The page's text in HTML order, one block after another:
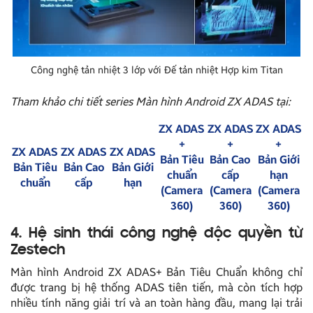
Công nghệ tản nhiệt 3 lớp với Đế tản nhiệt Hợp kim Titan
Tham khảo chi tiết series Màn hình Android ZX ADAS tại:
ZX ADAS
Bản Tiêu
chuẩn
ZX ADAS
Bản Cao
cấp
ZX ADAS
Bản Giới
hạn
ZX ADAS
+
Bản Tiêu
chuẩn
(Camera
360)
ZX ADAS
+
Bản Cao
cấp
(Camera
360)
ZX ADAS
+
Bản Giới
hạn
(Camera
360)
4. Hệ sinh thái công nghệ độc quyền từ
Zestech
Màn hình Android ZX ADAS+ Bản Tiêu Chuẩn không chỉ
được trang bị hệ thống ADAS tiên tiến, mà còn tích hợp
nhiều tính năng giải trí và an toàn hàng đầu, mang lại trải